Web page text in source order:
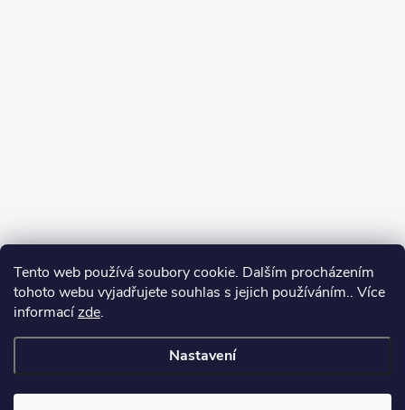
Tento web používá soubory cookie. Dalším procházením
tohoto webu vyjadřujete souhlas s jejich používáním.. Více
informacízde.
Nastavení
Sledovat na Instagramu
Copyright 2026
cookies